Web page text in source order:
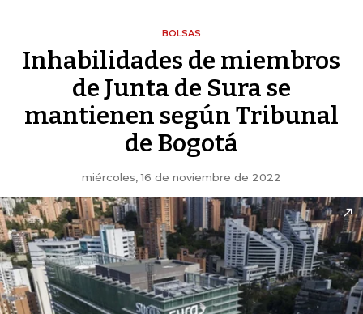
BOLSAS
Inhabilidades de miembros
de Junta de Sura se
mantienen según Tribunal
de Bogotá
miércoles, 16 de noviembre de 2022